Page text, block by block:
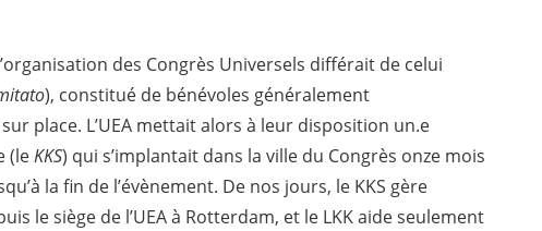
des Congrès Universels différait de celui
), constitué de bénévoles généralement
place. L’UEA mettait alors à leur disposition un.e
(leKKS) qui s’implantait dans la ville du Congrès onze mois
la fin de l’évènement. De nos jours, le KKS gère
le siège de l’UEA à Rotterdam, et le LKK aide seulement